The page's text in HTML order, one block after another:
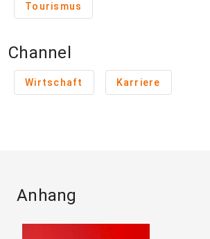
Tourismus
Channel
Wirtschaft Karriere
Anhang